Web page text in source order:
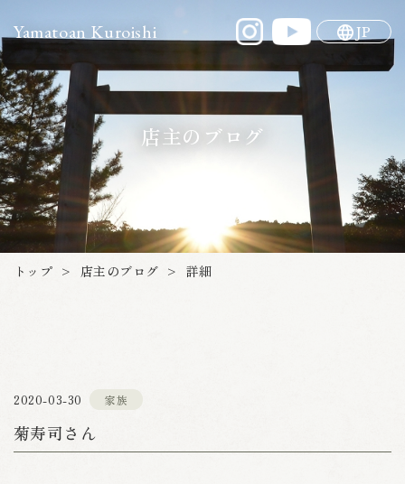
Yamatoan Kuroishi JP
店主のブログ
トップ > 店主のブログ > 詳細
2020-03-30 家族
菊寿司さん